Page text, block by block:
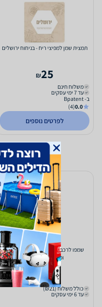
תמצית שמן למפיצי ריח - בניחוח ירושלים
25
₪
משלוח חינם
עד 7 ימי עסקים
ב- Bpatent
0.0
(4)
לפרטים נוספים
שמפו לרכב Meguiar's בניחוח אבטיח
ומסטיק 1.89 ליטר
90
₪
כולל משלוח (₪21)
עד 6 ימי עסקים